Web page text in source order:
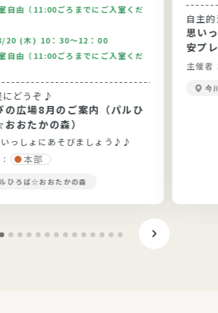
自由（11:00ごろまでにご入室くだ
20 (木) 10：30～12：00
自由（11:00ごろまでにご入室くだ
にどうぞ♪
の広場8月のご案内（パルひ
おおたかの森）
っしょにあそびましょう♪♪
本部
ひろば☆おおたかの森
自主
思い
安プ
主催者
今